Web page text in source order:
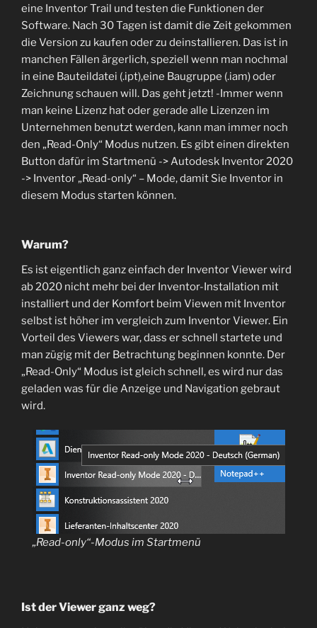
eine Inventor Trail und testen die Funktionen der
Software. Nach 30 Tagen ist damit die Zeit gekommen
die Version zu kaufen oder zu deinstallieren. Das ist in
manchen Fällen ärgerlich, speziell wenn man nochmal
in eine Bauteildatei (.ipt),eine Baugruppe (.iam) oder
Zeichnung schauen will. Das geht jetzt! -Immer wenn
man keine Lizenz hat oder gerade alle Lizenzen im
Unternehmen benutzt werden, kann man immer noch
den „Read-Only“ Modus nutzen. Es gibt einen direkten
Button dafür im Startmenü -> Autodesk Inventor 2020
-> Inventor „Read-only“ – Mode, damit Sie Inventor in
diesem Modus starten können.
Warum?
Es ist eigentlich ganz einfach der Inventor Viewer wird
ab 2020 nicht mehr bei der Inventor-Installation mit
installiert und der Komfort beim Viewen mit Inventor
selbst ist höher im vergleich zum Inventor Viewer. Ein
Vorteil des Viewers war, dass er schnell startete und
man zügig mit der Betrachtung beginnen konnte. Der
„Read-Only“ Modus ist gleich schnell, es wird nur das
geladen was für die Anzeige und Navigation gebraut
wird.
„Read-only“-Modus im Startmenü
Ist der Viewer ganz weg?